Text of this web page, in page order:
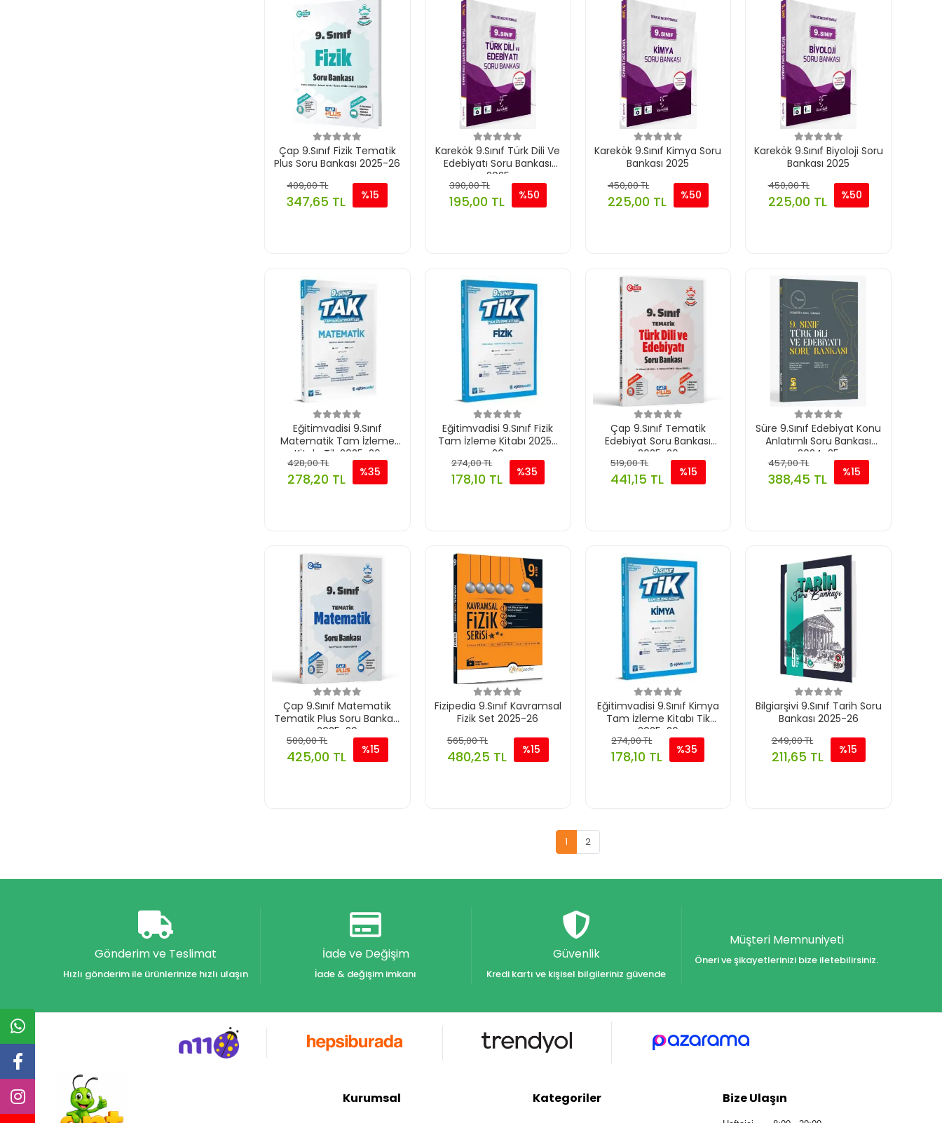
Çap 9.Sınıf Fizik Tematik
Plus Soru Bankası 2025-26
409,00 TL
347,65 TL %15
Karekök 9.Sınıf Türk Dili Ve
Edebiyatı Soru Bankası
2025
390,00 TL
195,00 TL %50
Karekök 9.Sınıf Kimya Soru
Bankası 2025
450,00 TL
225,00 TL %50
Karekök 9.Sınıf Biyoloji Soru
Bankası 2025
450,00 TL
225,00 TL %50
Eğitimvadisi 9.Sınıf
Matematik Tam İzleme
Kitabı Tik 2025-26
428,00 TL
278,20 TL %35
Eğitimvadisi 9.Sınıf Fizik
Tam İzleme Kitabı 2025-
26
274,00 TL
178,10 TL %35
Çap 9.Sınıf Tematik
Edebiyat Soru Bankası
2025-26
519,00 TL
441,15 TL %15
Süre 9.Sınıf Edebiyat Konu
Anlatımlı Soru Bankası
2024-25
457,00 TL
388,45 TL %15
Çap 9.Sınıf Matematik
Tematik Plus Soru Bankası
2025-26
500,00 TL
425,00 TL %15
Fizipedia 9.Sınıf Kavramsal
Fizik Set 2025-26
565,00 TL
480,25 TL %15
Eğitimvadisi 9.Sınıf Kimya
Tam İzleme Kitabı Tik
2025-26
274,00 TL
178,10 TL %35
Bilgiarşivi 9.Sınıf Tarih Soru
Bankası 2025-26
249,00 TL
211,65 TL %15
1 2
Gönderim ve Teslimat
Hızlı gönderim ile ürünlerinize hızlı ulaşın
İade ve Değişim
İade & değişim imkanı
Güvenlik
Kredi kartı ve kişisel bilgileriniz güvende
Müşteri Memnuniyeti
Öneri ve şikayetlerinizi bize iletebilirsiniz.
Kurumsal Kategoriler Bize Ulaşın